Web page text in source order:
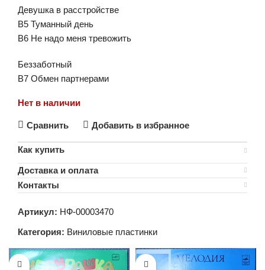
Девушка в расстройстве
B5 Туманный день
B6 Не надо меня тревожить
Беззаботный
B7 Обмен партнерами
Нет в наличии
Сравнить Добавить в избранное
Как купить
Доставка и оплата
Контакты
Артикул: НФ-00003470
Категория: Виниловые пластинки